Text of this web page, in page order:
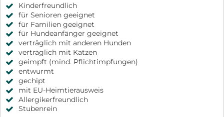
Kinderfreundlich
für Senioren geeignet
für Familien geeignet
für Hundeanfänger geeignet
verträglich mit anderen Hunden
verträglich mit Katzen
geimpft (mind. Pflichtimpfungen)
entwurmt
gechipt
mit EU-Heimtierausweis
Allergikerfreundlich
Stubenrein